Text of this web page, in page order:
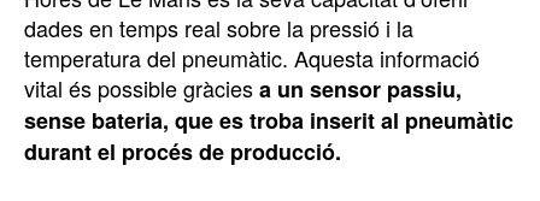
dades en temps real sobre la pressió i la
temperatura del pneumàtic. Aquesta informació
vital és possible gràciesa un sensor passiu,
sense bateria, que es troba inserit al pneumàtic
durant el procés de producció.